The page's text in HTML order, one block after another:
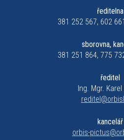
ředitelna
381 252 567, 602
sborovna,
381 251 864, 775
ředitel
Ing. Mgr.
kancelář
orbis-